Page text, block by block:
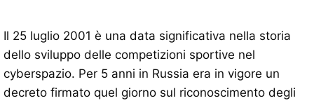
Il 25 luglio 2001 è una data significativa nella storia
dello sviluppo delle competizioni sportive nel
cyberspazio. Per 5 anni in Russia era in vigore un
decreto firmato quel giorno sul riconoscimento degli